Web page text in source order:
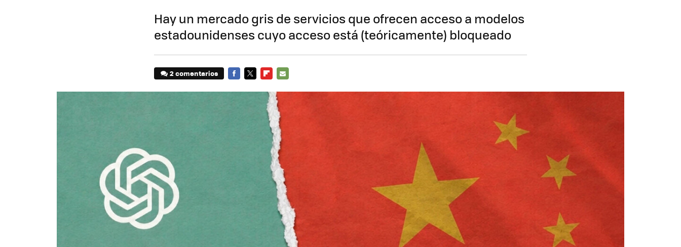
Hay un mercado gris de servicios que ofrecen acceso a modelos
estadounidenses cuyo acceso está (teóricamente) bloqueado
2 comentarios
MAIL